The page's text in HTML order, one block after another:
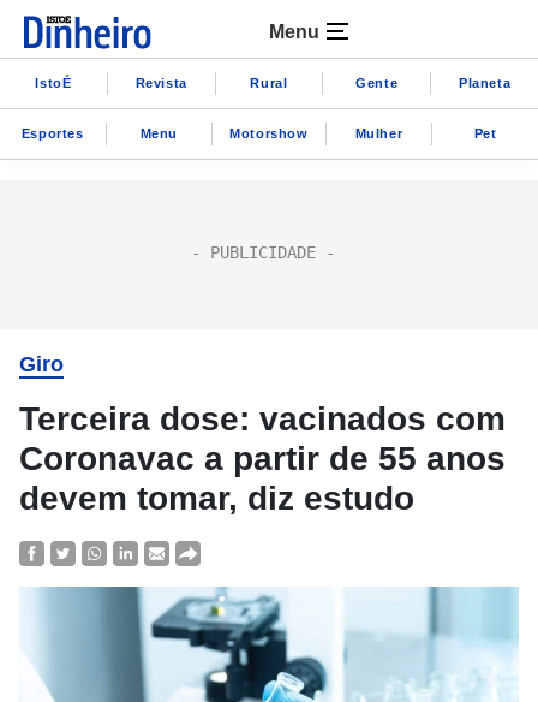
Menu
IstoÉ Revista Rural Gente Planeta
Esportes Menu Motorshow Mulher Pet
Giro
Terceira dose: vacinados com
Coronavac a partir de 55 anos
devem tomar, diz estudo